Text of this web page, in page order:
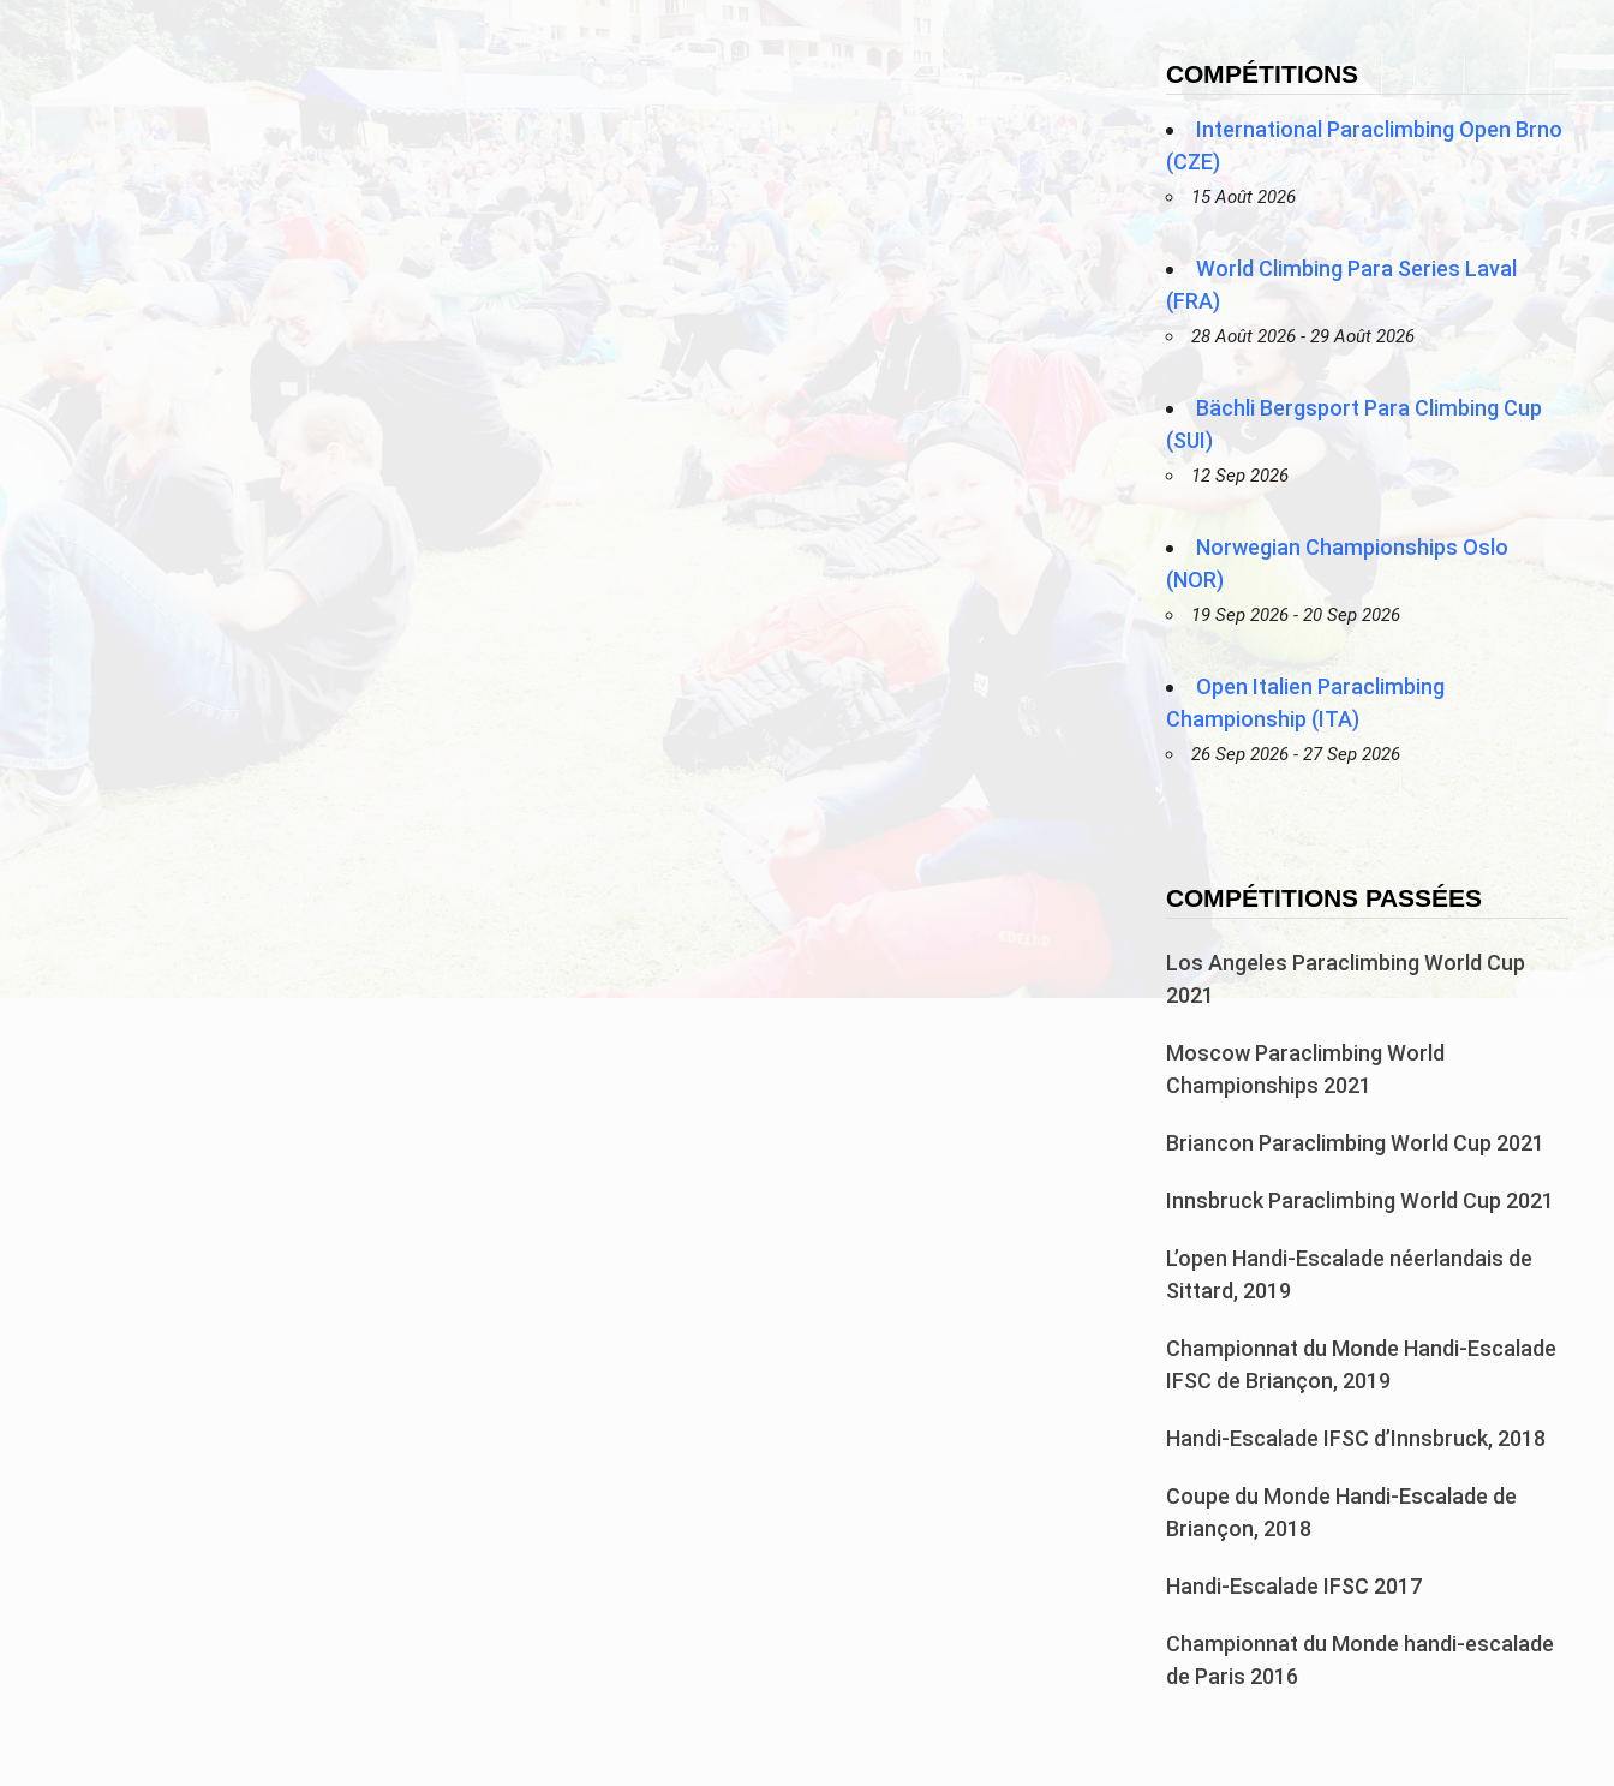
COMPÉTITIONS
International Paraclimbing Open Brno
(CZE)
15 Août 2026
World Climbing Para Series Laval
(FRA)
28 Août 2026 - 29 Août 2026
Bächli Bergsport Para Climbing Cup
(SUI)
12 Sep 2026
Norwegian Championships Oslo
(NOR)
19 Sep 2026 - 20 Sep 2026
Open Italien Paraclimbing
Championship (ITA)
26 Sep 2026 - 27 Sep 2026
COMPÉTITIONS PASSÉES
Los Angeles Paraclimbing World Cup
2021
Moscow Paraclimbing World
Championships 2021
Briancon Paraclimbing World Cup 2021
Innsbruck Paraclimbing World Cup 2021
L’open Handi-Escalade néerlandais de
Sittard, 2019
Championnat du Monde Handi-Escalade
IFSC de Briançon, 2019
Handi-Escalade IFSC d’Innsbruck, 2018
Coupe du Monde Handi-Escalade de
Briançon, 2018
Handi-Escalade IFSC 2017
Championnat du Monde handi-escalade
de Paris 2016